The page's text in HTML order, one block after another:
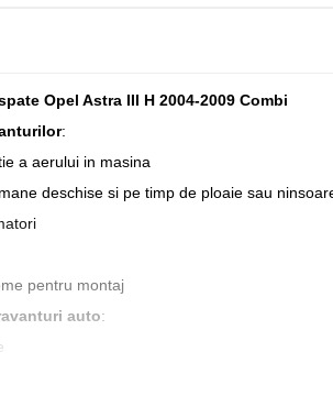
Opel Astra III H 2004-2009 Combi
:
a aerului in masina
deschise si pe timp de ploaie sau
pentru montaj
auto:
chederul portierei cu cleme de tip U